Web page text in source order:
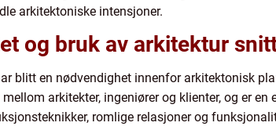
arkitektoniske intensjoner.
og bruk av arkitektur
blitt en nødvendighet innenfor arkitektonisk
arkitekter, ingeniører og klienter, og er
romlige relasjoner og